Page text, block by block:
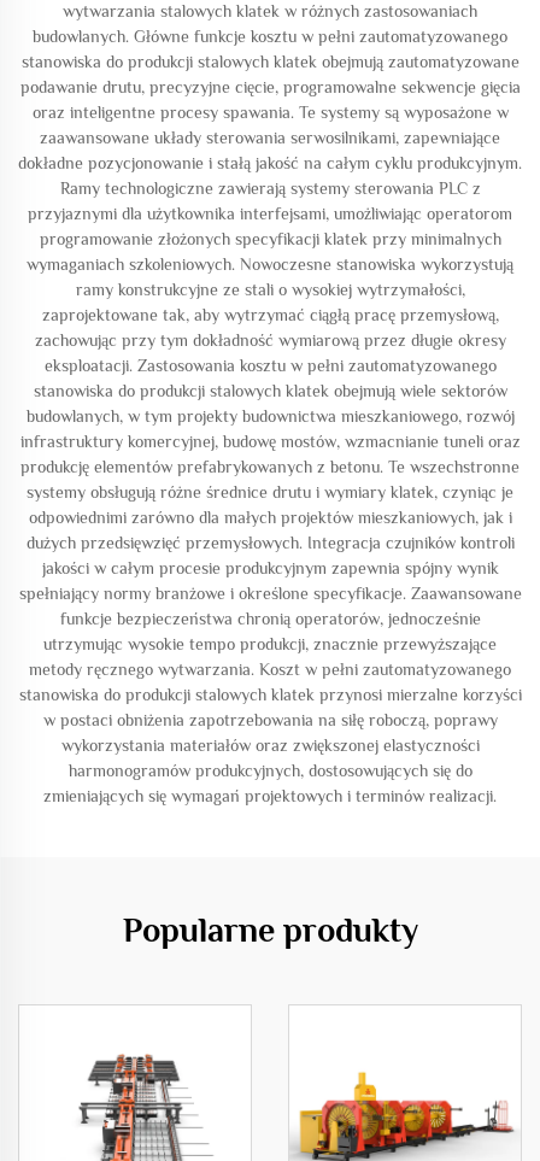
wytwarzania stalowych klatek w różnych zastosowaniach
budowlanych. Główne funkcje kosztu w pełni zautomatyzowanego
stanowiska do produkcji stalowych klatek obejmują zautomatyzowane
podawanie drutu, precyzyjne cięcie, programowalne sekwencje gięcia
oraz inteligentne procesy spawania. Te systemy są wyposażone w
zaawansowane układy sterowania serwosilnikami, zapewniające
dokładne pozycjonowanie i stałą jakość na całym cyklu produkcyjnym.
Ramy technologiczne zawierają systemy sterowania PLC z
przyjaznymi dla użytkownika interfejsami, umożliwiając operatorom
programowanie złożonych specyfikacji klatek przy minimalnych
wymaganiach szkoleniowych. Nowoczesne stanowiska wykorzystują
ramy konstrukcyjne ze stali o wysokiej wytrzymałości,
zaprojektowane tak, aby wytrzymać ciągłą pracę przemysłową,
zachowując przy tym dokładność wymiarową przez długie okresy
eksploatacji. Zastosowania kosztu w pełni zautomatyzowanego
stanowiska do produkcji stalowych klatek obejmują wiele sektorów
budowlanych, w tym projekty budownictwa mieszkaniowego, rozwój
infrastruktury komercyjnej, budowę mostów, wzmacnianie tuneli oraz
produkcję elementów prefabrykowanych z betonu. Te wszechstronne
systemy obsługują różne średnice drutu i wymiary klatek, czyniąc je
odpowiednimi zarówno dla małych projektów mieszkaniowych, jak i
dużych przedsięwzięć przemysłowych. Integracja czujników kontroli
jakości w całym procesie produkcyjnym zapewnia spójny wynik
spełniający normy branżowe i określone specyfikacje. Zaawansowane
funkcje bezpieczeństwa chronią operatorów, jednocześnie
utrzymując wysokie tempo produkcji, znacznie przewyższające
metody ręcznego wytwarzania. Koszt w pełni zautomatyzowanego
stanowiska do produkcji stalowych klatek przynosi mierzalne korzyści
w postaci obniżenia zapotrzebowania na siłę roboczą, poprawy
wykorzystania materiałów oraz zwiększonej elastyczności
harmonogramów produkcyjnych, dostosowujących się do
zmieniających się wymagań projektowych i terminów realizacji.
Popularne produkty